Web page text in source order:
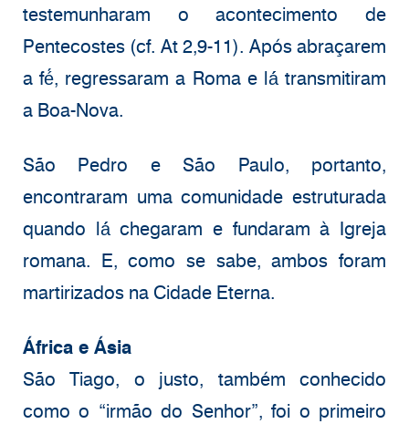
testemunharam o acontecimento de
Pentecostes (cf. At 2,9-11). Após abraçarem
a fé́, regressaram a Roma e lá́ transmitiram
a Boa-Nova.
São Pedro e São Paulo, portanto,
encontraram uma comunidade estruturada
quando lá́ chegaram e fundaram à Igreja
romana. E, como se sabe, ambos foram
martirizados na Cidade Eterna.
África e Ásia
São Tiago, o justo, também conhecido
como o “irmão do Senhor”, foi o primeiro